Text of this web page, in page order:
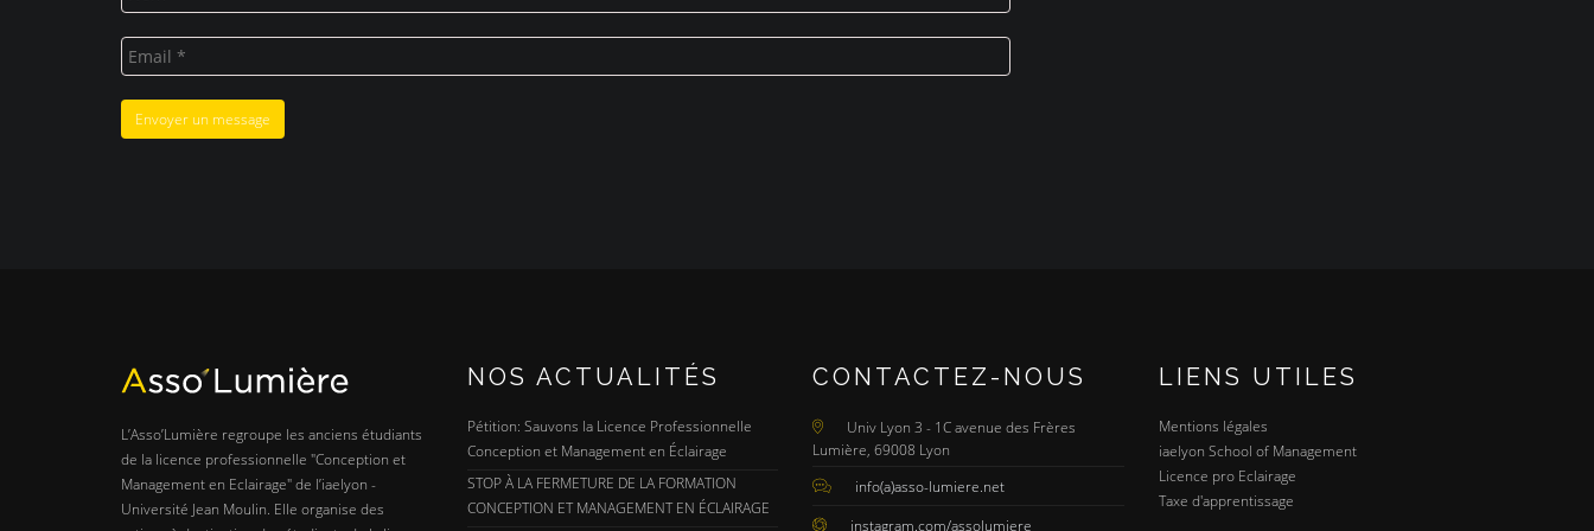
L’Asso’Lumière regroupe les anciens étudiants
de la licence professionnelle "Conception et
Management en Eclairage" de l’iaelyon -
Université Jean Moulin. Elle organise des
NOS ACTUALITÉS
Pétition: Sauvons la Licence Professionnelle
Conception et Management en Éclairage
STOP À LA FERMETURE DE LA FORMATION
CONCEPTION ET MANAGEMENT EN ÉCLAIRAGE
CONTACTEZ-NOUS
Univ Lyon 3 - 1C avenue des Frères
Lumière, 69008 Lyon
info(a)asso-lumiere.net
instagram.com/assolumiere
LIENS UTILES
Mentions légales
iaelyon School of Management
Licence pro Eclairage
Taxe d'apprentissage